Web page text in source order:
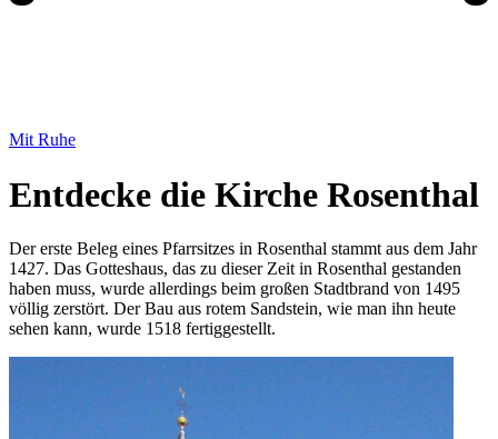
Mit Ruhe
Entdecke die Kirche Rosenthal
Der erste Beleg eines Pfarrsitzes in Rosenthal stammt aus dem Jahr
1427. Das Gotteshaus, das zu dieser Zeit in Rosenthal gestanden
haben muss, wurde allerdings beim großen Stadtbrand von 1495
völlig zerstört. Der Bau aus rotem Sandstein, wie man ihn heute
sehen kann, wurde 1518 fertiggestellt.